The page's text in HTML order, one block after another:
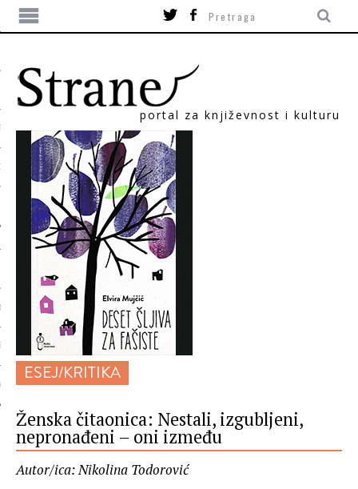
portal za književnost i kulturu
ESEJ/KRITIKA
Ženska čitaonica: Nestali, izgubljeni,
nepronađeni – oni između
Autor/ica: Nikolina Todorović